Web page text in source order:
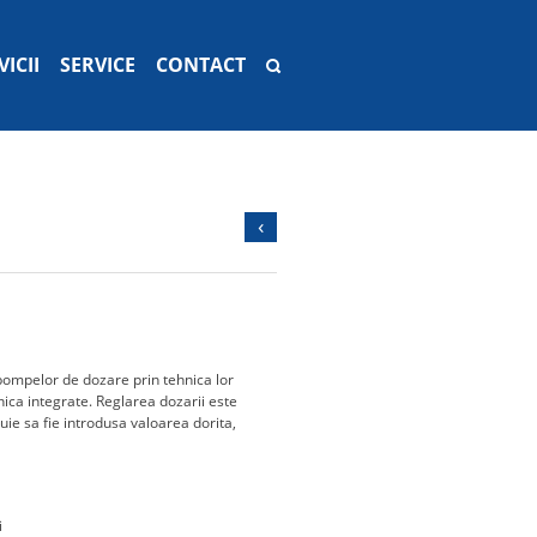
SERVICE CONTACT
‹
de dozare prin tehnica lor
integrate. Reglarea dozarii este
sa fie introdusa valoarea dorita,